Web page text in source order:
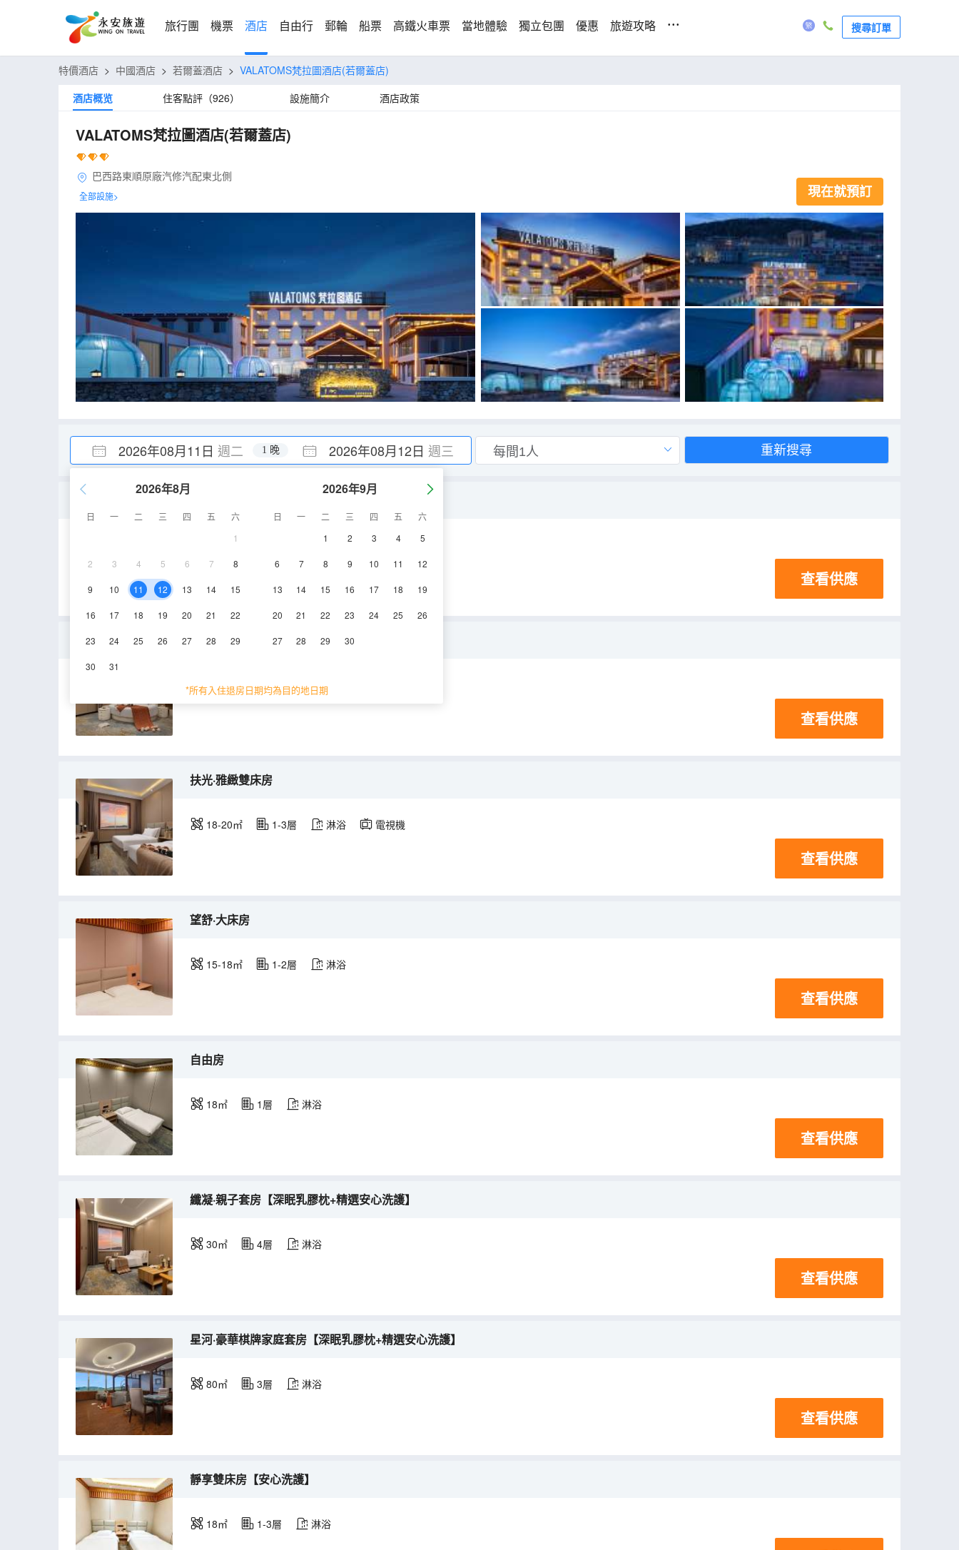
旅行團 機票 酒店 自由行 郵輪 船票 高鐵火車票 當地體驗 獨立包團 優惠 旅遊攻略 ... 搜尋訂單
特價酒店 > 中國酒店 > 若爾蓋酒店 > VALATOMS梵拉圖酒店(若爾蓋店)
酒店概览
住客點評（926） 設施簡介 酒店政策
VALATOMS梵拉圖酒店(若爾蓋店)
巴西路東順原廠汽修汽配東北側
全部設施> 現在就預訂
2026年08月11日 週二 2026年08月12日 週三
1 晚
2026年8月
日 一 二 三 四 五
六
1
2 3 4 5 6 7 8
9 10 11 12 13 14 15
16 17 18 19 20 21 22
23 24 25 26 27 28 29
30 31
2026年9月
日 一 二 三 四 五
六
1
2 3 4 5
6 7 8 9 10 11 12
13 14 15 16 17 18 19
20 21 22 23 24 25 26
27 28 29 30
*所有入住退房日期均為目的地日期
重新搜尋
查看供應
落蘇·投影圓床房
30㎡ 3層 淋浴
查看供應
扶光·雅緻雙床房
18-20㎡ 1-3層 淋浴 電視機
查看供應
望舒·大床房
15-18㎡ 1-2層 淋浴
查看供應
自由房
18㎡ 1層 淋浴
查看供應
纖凝·親子套房【深眠乳膠枕+精選安心洗護】
30㎡ 4層 淋浴
查看供應
星河·豪華棋牌家庭套房【深眠乳膠枕+精選安心洗護】
80㎡ 3層 淋浴
查看供應
靜享雙床房【安心洗護】
18㎡ 1-3層 淋浴